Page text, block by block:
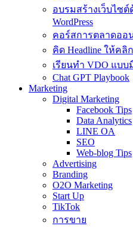
อบรมสร้างเว็บไซ
WordPress
คอร์สการตลาดออ
คิด Headline ให้ค
เรียนทำ VDO แบบ
Chat GPT Playbook
Marketing
Digital Marketing
Facebook Tips
Data Analytics
LINE OA
SEO
Web-blog Tips
Advertising
Branding
O2O Marketing
Start Up
TikTok
การขาย